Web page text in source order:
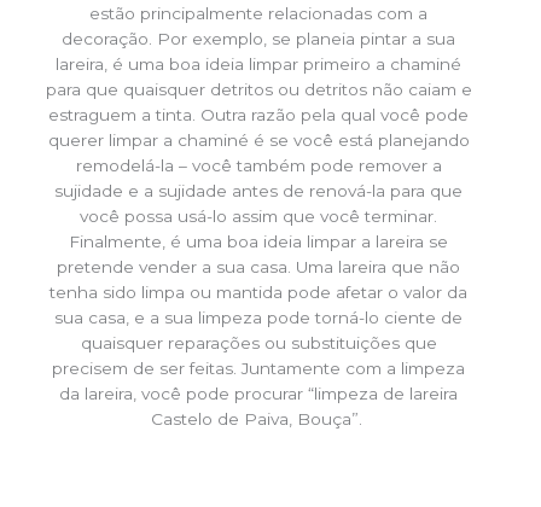
estão principalmente relacionadas com a
decoração. Por exemplo, se planeia pintar a sua
lareira, é uma boa ideia limpar primeiro a chaminé
para que quaisquer detritos ou detritos não caiam e
estraguem a tinta. Outra razão pela qual você pode
querer limpar a chaminé é se você está planejando
remodelá-la – você também pode remover a
sujidade e a sujidade antes de renová-la para que
você possa usá-lo assim que você terminar.
Finalmente, é uma boa ideia limpar a lareira se
pretende vender a sua casa. Uma lareira que não
tenha sido limpa ou mantida pode afetar o valor da
sua casa, e a sua limpeza pode torná-lo ciente de
quaisquer reparações ou substituições que
precisem de ser feitas. Juntamente com a limpeza
da lareira, você pode procurar “limpeza de lareira
Castelo de Paiva, Bouça”.